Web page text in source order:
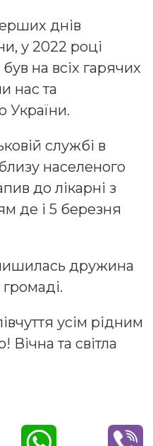
днів
у 2022 році
на всіх гарячих
нас та
України.
службі в
населеного
до лікарні з
де і 5 березня
дружина
усім рідним
Вічна та світла